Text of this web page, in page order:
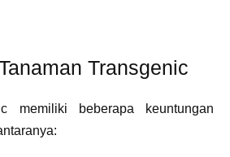
Transgenic
memiliki beberapa keuntungan